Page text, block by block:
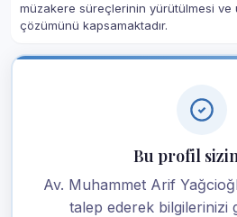
müzakere süreçlerinin yürütülmesi ve
çözümünü kapsamaktadır.
Bu profil
Av. Muhammet Arif
talep ederek bilgilerinizi